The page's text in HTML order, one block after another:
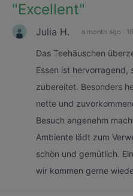
"Excellent"
Julia H. a month ago ·
Das Teehäuschen
Essen ist hervorragend,
zubereitet. Besonders
nette und
Besuch angenehm
Ambiente lädt zum
schön und gemütlich.
wir kommen gerne